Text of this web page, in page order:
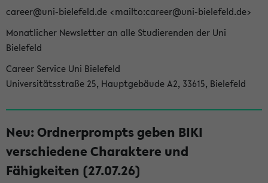
career@uni-bielefeld.de <mailto:career@uni-bielefeld.de>
Monatlicher Newsletter an alle Studierenden der Uni
Bielefeld
Career Service Uni Bielefeld
Universitätsstraße 25, Hauptgebäude A2, 33615, Bielefeld
Neu: Ordnerprompts geben BIKI
verschiedene Charaktere und
Fähigkeiten (27.07.26)